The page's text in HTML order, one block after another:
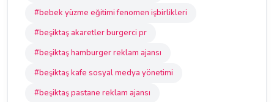
#bebek yüzme eğitimi fenomen işbirlikleri
#beşiktaş akaretler burgerci pr
#beşiktaş hamburger reklam ajansı
#beşiktaş kafe sosyal medya yönetimi
#beşiktaş pastane reklam ajansı